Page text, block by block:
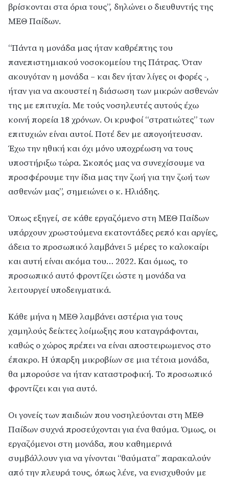
βρίσκονται στα όρια τους”, δηλώνει ο διευθυντής της
ΜΕΘ Παίδων.
“Πάντα η μονάδα μας ήταν καθρέπτης του
πανεπιστημιακού νοσοκομείου της Πάτρας. Όταν
ακουγόταν η μονάδα – και δεν ήταν λίγες οι φορές -,
ήταν για να ακουστεί η διάσωση των μικρών ασθενών
της με επιτυχία. Με τούς νοσηλευτές αυτούς έχω
κοινή πορεία 18 χρόνων. Οι κρυφοί “στρατιώτες” των
επιτυχιών είναι αυτοί. Ποτέ δεν με απογοήτευσαν.
Έχω την ηθική και όχι μόνο υποχρέωση να τους
υποστήριξω τώρα. Σκοπός μας να συνεχίσουμε να
προσφέρουμε την ίδια μας την ζωή για την ζωή των
ασθενών μας”, σημειώνει ο κ. Ηλιάδης.
Όπως εξηγεί, σε κάθε εργαζόμενο στη ΜΕΘ Παίδων
υπάρχουν χρωστούμενα εκατοντάδες ρεπό και αργίες,
άδεια το προσωπικό λαμβάνει 5 μέρες το καλοκαίρι
και αυτή είναι ακόμα του… 2022. Και όμως, το
προσωπικό αυτό φροντίζει ώστε η μονάδα να
λειτουργεί υποδειγματικά.
Κάθε μήνα η ΜΕΘ λαμβάνει αστέρια για τους
χαμηλούς δείκτες λοίμωξης που καταγράφονται,
καθώς ο χώρος πρέπει να είναι αποστειρωμενος στο
έπακρο. Η ύπαρξη μικροβίων σε μια τέτοια μονάδα,
θα μπορούσε να ήταν καταστροφική. Το προσωπικό
φροντίζει και για αυτό.
Οι γονείς των παιδιών που νοσηλεύονται στη ΜΕΘ
Παίδων συχνά προσεύχονται για ένα θαύμα. Όμως, οι
εργαζόμενοι στη μονάδα, που καθημερινά
συμβάλλουν για να γίνονται “θαύματα” παρακαλούν
από την πλευρά τους, όπως λένε, να ενισχυθούν με